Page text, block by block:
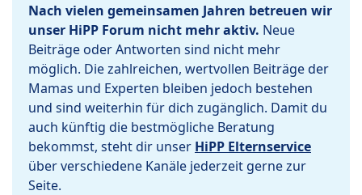
Nach vielen gemeinsamen Jahren betreuen wir
unser HiPP Forum nicht mehr aktiv. Neue
Beiträge oder Antworten sind nicht mehr
möglich. Die zahlreichen, wertvollen Beiträge der
Mamas und Experten bleiben jedoch bestehen
und sind weiterhin für dich zugänglich. Damit du
auch künftig die bestmögliche Beratung
bekommst, steht dir unser HiPP Elternservice
über verschiedene Kanäle jederzeit gerne zur
Seite.